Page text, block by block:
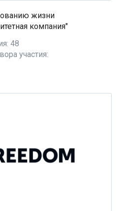
жизни
компания"
48
участия: